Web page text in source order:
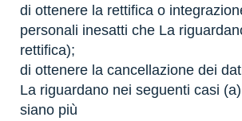
di ottenere la rettifica o
personali inesatti che La
rettifica);
di ottenere la cancellazione dei
La riguardano nei seguenti casi
siano più